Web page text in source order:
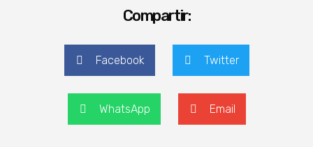
Compartir:
Facebook Twitter
WhatsApp Email